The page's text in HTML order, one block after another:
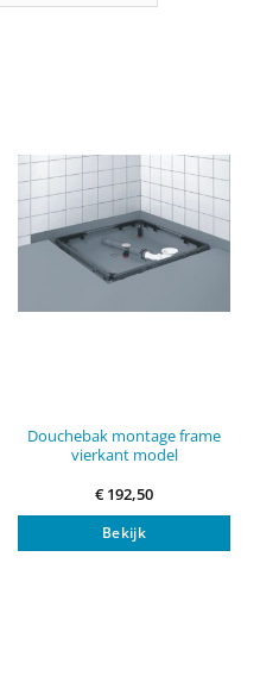
Douchebak montage frame
vierkant model
€ 192,50
Bekijk